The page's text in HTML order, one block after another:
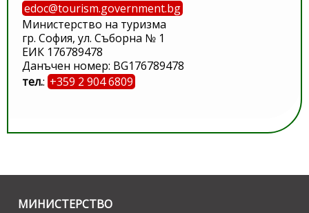
edoc@tourism.government.bg
Министерство на туризма
гр. София, ул. Съборна № 1
ЕИК 176789478
Данъчен номер: BG176789478
тел.: +359 2 904 6809
МИНИСТЕРСТВО